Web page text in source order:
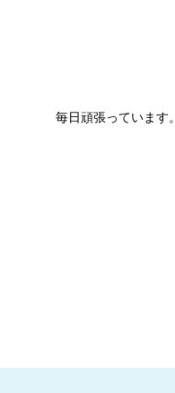
毎日頑張っています。